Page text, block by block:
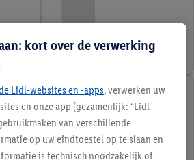
kort over de verwerking
Lidl-websites en -apps, verwerken uw
en onze app (gezamenlijk: “Lidl-
van verschillende
op uw eindtoestel op te slaan en
is technisch noodzakelijk of